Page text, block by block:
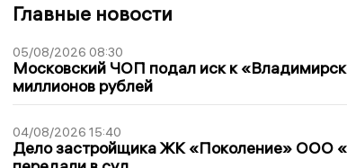
Главные новости
05/08/2026 08:30
Московский ЧОП подал иск к
миллионов рублей
04/08/2026 15:40
Дело застройщика ЖК «Поколение» ООО